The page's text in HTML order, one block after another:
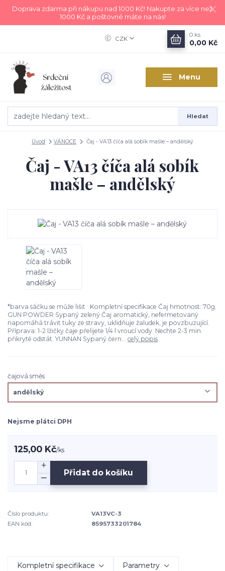
Doprava zdarma při nákupu nad 1000 Kč! Nakupte za více než
1000 Kč a poštovné máte na nás!
Menu
CZK
Hledat
0 ks
0,00 Kč
Úvod VÁNOCE Čaj - VA13 číča alá sobík mašle – andělský
Čaj - VA13 číča alá sobík
mašle – andělský
*barva sáčku se může lišit Kompletní specifikace Čaj hmotnost: 70g.
GUN POWDER Sypaný zelený Čaj aromatický, nefermetovaný
napomáhá trávit tuky ze stravy, uklidňuje žaludek, je povzbuzující.
Příprava: 1-2 lžičky čaje přelijete 1/4 l vroucí vody. Nechte 2-3 min.
přikryté odstát. YUNNAN Sypaný čern... celý popis
čajová směs
Nejsme plátci DPH
125,00 Kč/ks
Přidat do košíku
Číslo produktu:
VA13VC-3
EAN kód:
8595733201784
Kompletní specifikace Parametry